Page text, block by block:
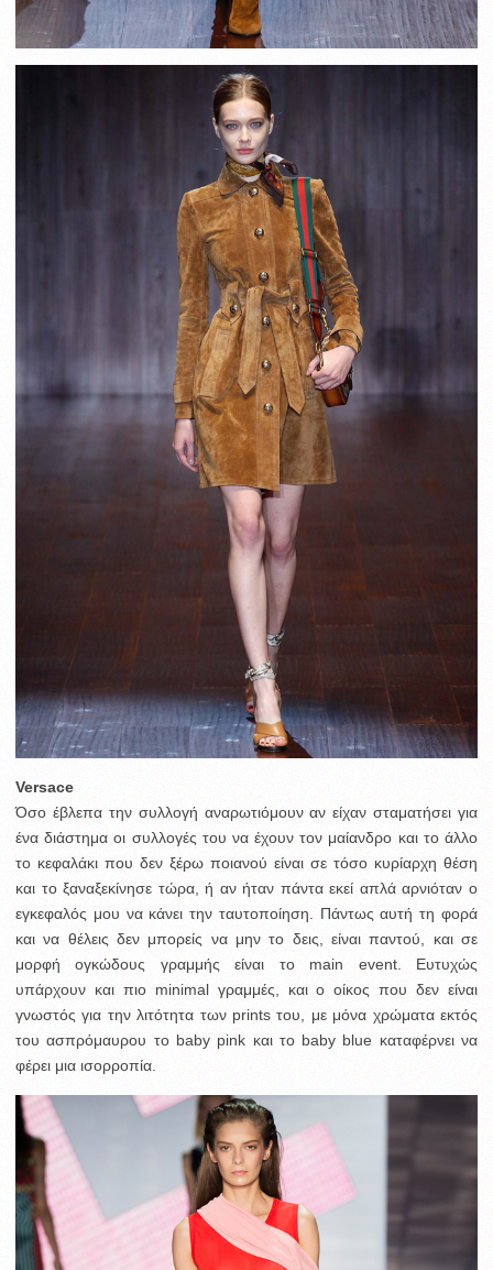
Versace
Όσο έβλεπα την συλλογή αναρωτιόμουν αν είχαν σταματήσει για
ένα διάστημα οι συλλογές του να έχουν τον μαίανδρο και το άλλο
το κεφαλάκι που δεν ξέρω ποιανού είναι σε τόσο κυρίαρχη θέση
και το ξαναξεκίνησε τώρα, ή αν ήταν πάντα εκεί απλά αρνιόταν ο
εγκεφαλός μου να κάνει την ταυτοποίηση. Πάντως αυτή τη φορά
και να θέλεις δεν μπορείς να μην το δεις, είναι παντού, και σε
μορφή ογκώδους γραμμής είναι το main event. Ευτυχώς
υπάρχουν και πιο minimal γραμμές, και ο οίκος που δεν είναι
γνωστός για την λιτότητα των prints του, με μόνα χρώματα εκτός
του ασπρόμαυρου το baby pink και το baby blue καταφέρνει να
φέρει μια ισορροπία.